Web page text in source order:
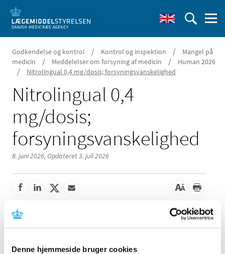
Denne hjemmeside bruger cookies
Godkendelse og kontrol / Kontrol og inspektion /
Mangel på
medicin
/ Meddelelser om forsyning af medicin / Human 2026
/ Nitrolingual 0,4 mg/dosis; forsyningsvanskelighed
Nitrolingual 0,4
mg/dosis;
forsyningsvanskelighed
8. juni 2026, Opdateret 3. juli 2026
Der er aktuelle problemer med forsyningen af
Nitrolingual 0,4 mg/dosis sublingualspray fra Avia